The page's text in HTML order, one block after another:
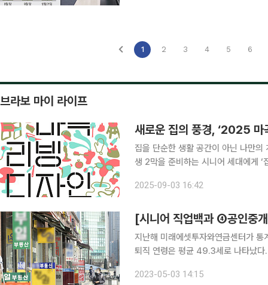
1 2 3 4 5 6
브라보 마이 라이프
새로운 집의 풍경, ‘2025 마
집을 단순한 생활 공간이 아닌 나만
생 2막을 준비하는 시니어 세대에게
흐름 속에서 새로운 집의 형태와 가능
2025-09-03 16:42
[시니어 직업백과 ④공인중
지난해 미래에셋투자와연금센터가
퇴직 연령은 평균 49.3세로 나타났
직업을 찾는 것이 관건이다. 이에 본지
2023-05-03 14:15